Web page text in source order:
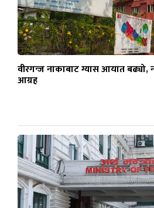
वीरगन्ज नाकाबाट ग्यास आयात
आग्रह